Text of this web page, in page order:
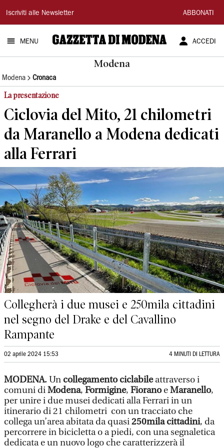
Gazzetta
di
Modena
Iscriviti alle Newsletter ABBONATI
MENU ACCEDI
Modena
Modena Cronaca
La presentazione
Ciclovia del Mito, 21 chilometri
da Maranello a Modena dedicati
alla Ferrari
Collegherà i due musei e 250mila cittadini
nel segno del Drake e del Cavallino
Rampante
02 aprile 2024 15:53 4 MINUTI DI LETTURA
MODENA.Un collegamento ciclabileattraverso i
comuni diModena, Formigine, FioranoeMaranello,
per unire i due musei dedicati alla Ferrari in un
itinerario di 21 chilometri con un tracciato che
collega un’area abitata da quasi250mila cittadini, da
percorrere in bicicletta o a piedi, con una segnaletica
dedicata e un nuovo logo che caratterizzerà il